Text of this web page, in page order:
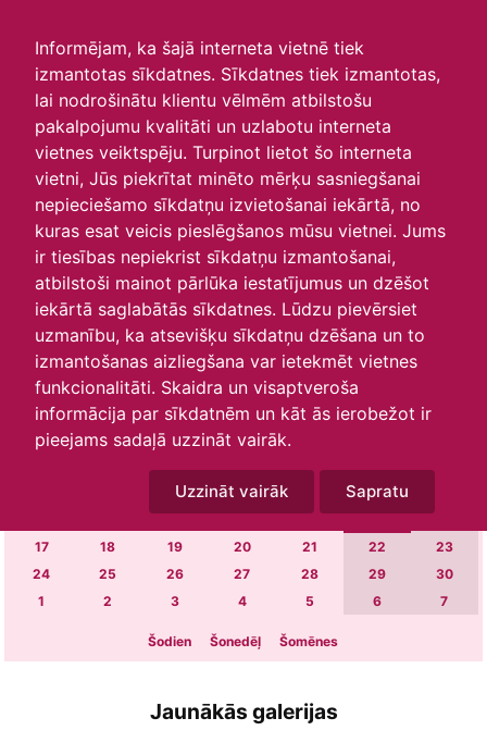
Informējam, ka šajā interneta vietnē tiek
izmantotas sīkdatnes. Sīkdatnes tiek izmantotas,
lai nodrošinātu klientu vēlmēm atbilstošu
pakalpojumu kvalitāti un uzlabotu interneta
vietnes veiktspēju. Turpinot lietot šo interneta
vietni, Jūs piekrītat minēto mērķu sasniegšanai
nepieciešamo sīkdatņu izvietošanai iekārtā, no
kuras esat veicis pieslēgšanos mūsu vietnei. Jums
ir tiesības nepiekrist sīkdatņu izmantošanai,
atbilstoši mainot pārlūka iestatījumus un dzēšot
iekārtā saglabātās sīkdatnes. Lūdzu pievērsiet
uzmanību, ka atsevišķu sīkdatņu dzēšana un to
izmantošanas aizliegšana var ietekmēt vietnes
funkcionalitāti. Skaidra un visaptveroša
informācija par sīkdatnēm un kāt ās ierobežot ir
pieejams sadaļā uzzināt vairāk.
Uzzināt vairāk Sapratu
Skats :
Aktuālie
Šodien Šonedēļ
Šomēnes
Arhīvs
O T S
5 6 8
12 13 14 15
17
18 19 20 21 22
23
24
25 26 27 28 29
30
1
2 3 4 5 6 7
Šodien Šonedēļ Šomēnes
Jaunākās galerijas